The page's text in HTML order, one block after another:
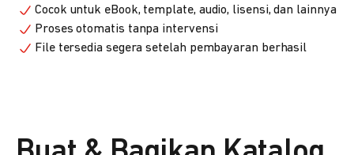
Cocok untuk eBook, template, audio, lisensi, dan lainnya
Proses otomatis tanpa intervensi
File tersedia segera setelah pembayaran berhasil